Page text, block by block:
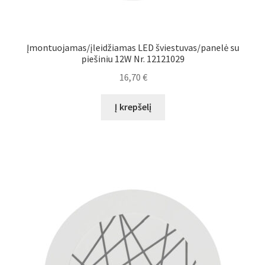
Įmontuojamas/įleidžiamas LED šviestuvas/panelė su
piešiniu 12W Nr. 12121029
16,70 €
Į krepšelį